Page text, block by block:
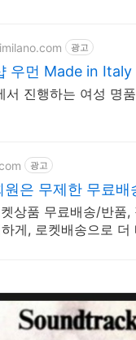
광고
우먼 Made in Italy
서 진행하는 여성 명
광고
원은 무제한 무료배
상품 무료배송/반품
게, 로켓배송으로 더